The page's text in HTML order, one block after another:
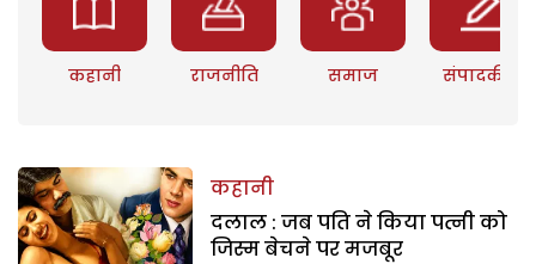
कहानी राजनीति समाज संपादकीय
कहानी
दलाल : जब पति ने किया पत्नी को
जिस्म बेचने पर मजबूर